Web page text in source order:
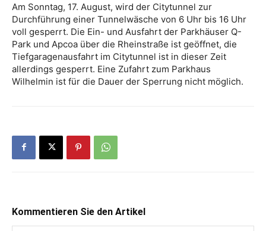
Am Sonntag, 17. August, wird der Citytunnel zur
Durchführung einer Tunnelwäsche von 6 Uhr bis 16 Uhr
voll gesperrt. Die Ein- und Ausfahrt der Parkhäuser Q-
Park und Apcoa über die Rheinstraße ist geöffnet, die
Tiefgaragenausfahrt im Citytunnel ist in dieser Zeit
allerdings gesperrt. Eine Zufahrt zum Parkhaus
Wilhelmin ist für die Dauer der Sperrung nicht möglich.
Kommentieren Sie den Artikel